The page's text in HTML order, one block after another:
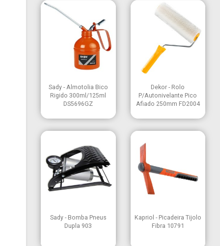
Vista rápida
Sady - Almotolia Bico
Rigido 300ml/125ml
DS5696GZ
Vista rápida
Dekor - Rolo
P/Autonivelante Pico
Afiado 250mm FD2004
Vista rápida
Sady - Bomba Pneus
Dupla 903
 Vista rápida
Kapriol - Picadeira Tijolo
Fibra 10791